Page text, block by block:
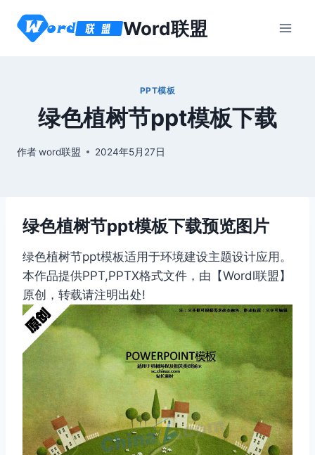
Word联盟
PPT模板
绿色植树节ppt模板下载
作者word联盟 2024年5月27日
绿色植树节ppt模板下载预览图片
绿色植树节ppt模板适用于环境建设主题设计应用。
本作品提供PPT,PPTX格式文件，由【Wordl联盟】
原创，转载请注明出处!